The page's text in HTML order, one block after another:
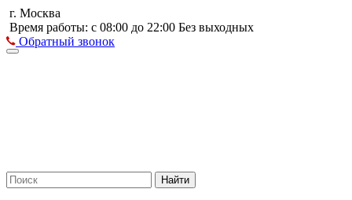
г. Москва
Время работы: с 08:00 до 22:00 Без выходных
Обратный звонок
Найти